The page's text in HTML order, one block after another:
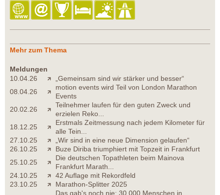
Mehr zum Thema
Meldungen
10.04.26
„Gemeinsam sind wir stärker und besser“
08.04.26
motion events wird Teil von London Marathon
Events
20.02.26
Teilnehmer laufen für den guten Zweck und
erzielen Reko...
18.12.25
Erstmals Zeitmessung nach jedem Kilometer für
alle Tein...
27.10.25
„Wir sind in eine neue Dimension gelaufen“
26.10.25
Buze Diriba triumphiert mit Topzeit in Frankfurt
25.10.25
Die deutschen Topathleten beim Mainova
Frankfurt Marath...
24.10.25
42 Auflage mit Rekordfeld
23.10.25
Marathon-Splitter 2025
Das gab's noch nie: 30.000 Menschen in